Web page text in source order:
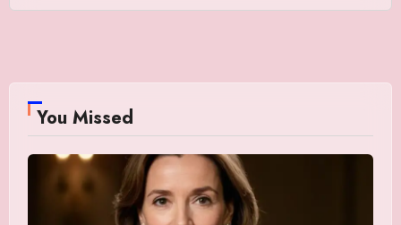
You Missed